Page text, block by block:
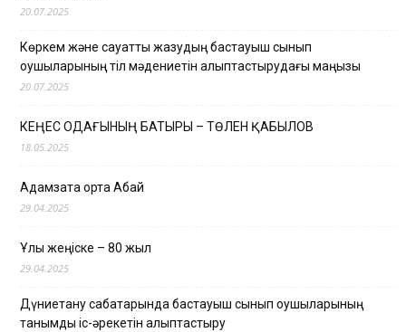
20.07.2025
Көркем және сауатты жазудың бастауыш сынып
оқушыларының тіл мәдениетін қалыптастырудағы маңызы
20.07.2025
КЕҢЕС ОДАҒЫНЫҢ БАТЫРЫ – ТӨЛЕН ҚАБЫЛОВ
18.05.2025
Адамзатқа ортақ Абай
29.04.2025
Ұлы жеңіске – 80 жыл
29.04.2025
Дүниетану сабақтарында бастауыш сынып оқушыларының
танымдық іс-әрекетін қалыптастыру